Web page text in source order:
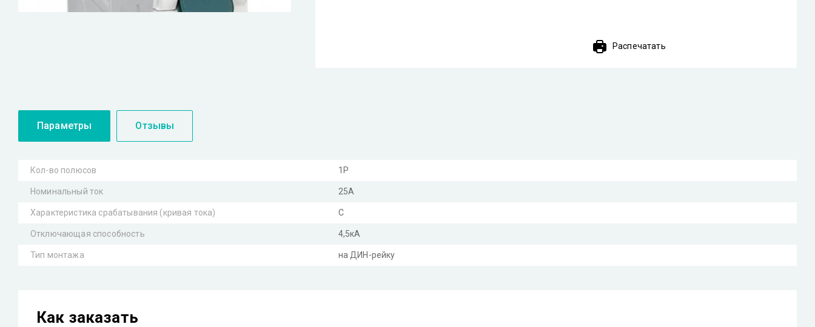
Распечатать
Параметры Отзывы
Кол-во полюсов 1P
Номинальный ток 25А
Характеристика срабатывания (кривая тока) C
Отключающая способность 4,5кА
Тип монтажа на ДИН-рейку
Как заказать